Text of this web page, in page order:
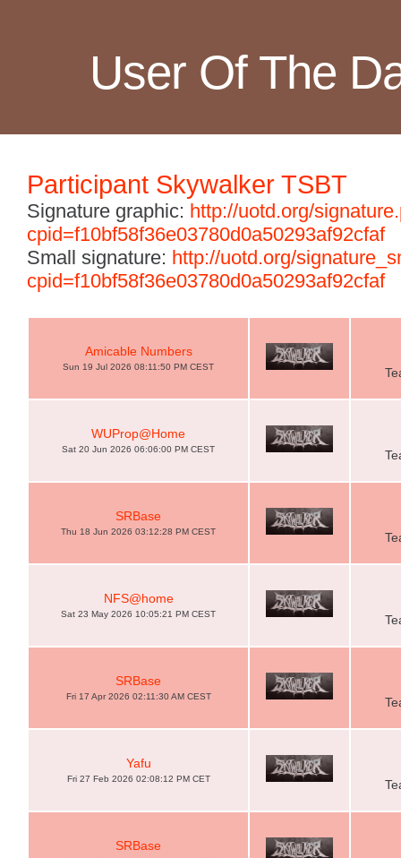
User Of The
Participant Skywalker TSBT
Signature graphic: http://uotd.org/
cpid=f10bf58f36e03780d0a50293af92cfaf
Small signature: http://uotd.org/
cpid=f10bf58f36e03780d0a50293af92cfaf
Amicable Numbers
Sun 19 Jul 2026 08:11:50 PM CEST
WUProp@Home
Sat 20 Jun 2026 06:06:00 PM CEST
SRBase
Thu 18 Jun 2026 03:12:28 PM CEST
NFS@home
Sat 23 May 2026 10:05:21 PM CEST
SRBase
Fri 17 Apr 2026 02:11:30 AM CEST
Yafu
Fri 27 Feb 2026 02:08:12 PM CET
SRBase